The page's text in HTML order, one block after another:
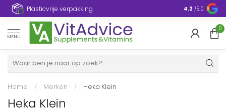
Plasticvrije verpakking 4.2 /5.0
MENU
0
Home / Merken / Heka Klein
Heka Klein